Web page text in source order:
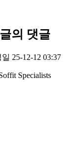
의 댓글
일 25-12-12 03:37
Specialists